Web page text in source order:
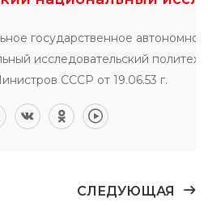
государственное
исследовательский
СССР от 19.06.53 г.
СЛЕДУЮЩАЯ